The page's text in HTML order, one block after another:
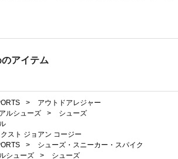
アイテム
>
アウトドアレジャー
ルシューズ >
シューズ
スト ジョアン コージー
>
シューズ・スニーカー・スパイク
シューズ >
シューズ